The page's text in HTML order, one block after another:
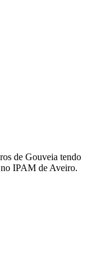
de Gouveia tendo
no IPAM de Aveiro.